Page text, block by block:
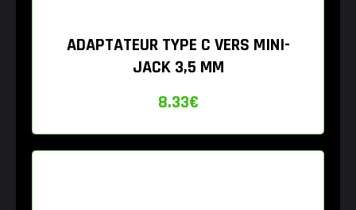
ADAPTATEUR TYPE C VERS MINI-
JACK 3,5 MM
8.33€